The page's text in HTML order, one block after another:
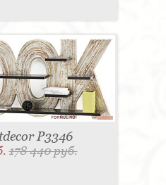
P3346
178 440 руб.